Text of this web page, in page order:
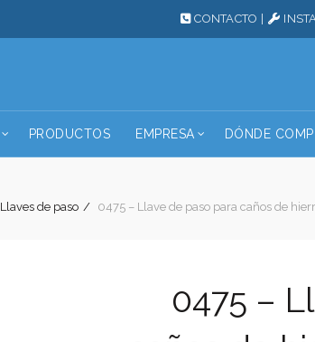
CONTACTO
PRODUCTOS EMPRESA DÓNDE
Llaves de paso
0475 – Llave de paso para caños de
0475 –